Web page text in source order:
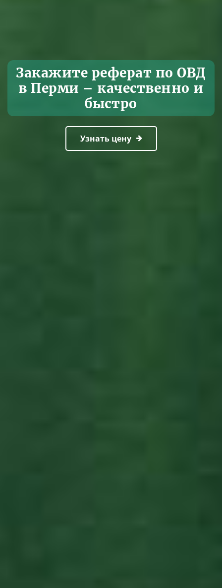
Закажите реферат по ОВД
в Перми – качественно и
быстро
Узнать цену